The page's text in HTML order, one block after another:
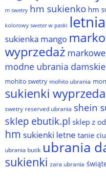
m swetry hm sukienko hm
kolorowy sweter w paski
sukienka mango
wyprzedaż
modne ubrania damskie
mohito swetry mohito ubrania
sukienki
swetry reserved ubrania shein
sklep ebutik.pl sklep z
hm sukienki letne tanie
ubrania butik ubrania
sukienki zara ubrania